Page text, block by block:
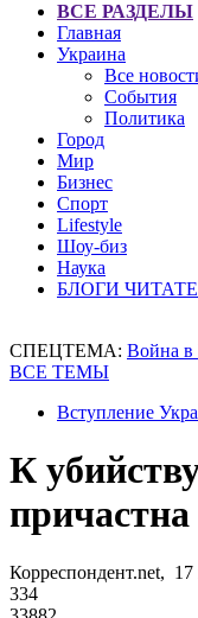
ВСЕ РАЗДЕЛЫ
Главная
Украина
Все
События
Политика
Город
Мир
Бизнес
Спорт
Lifestyle
Шоу-биз
Наука
БЛОГИ
СПЕЦТЕМА: Война в
ВСЕ ТЕМЫ
Вступление
К
Корреспондент.net, 17
334